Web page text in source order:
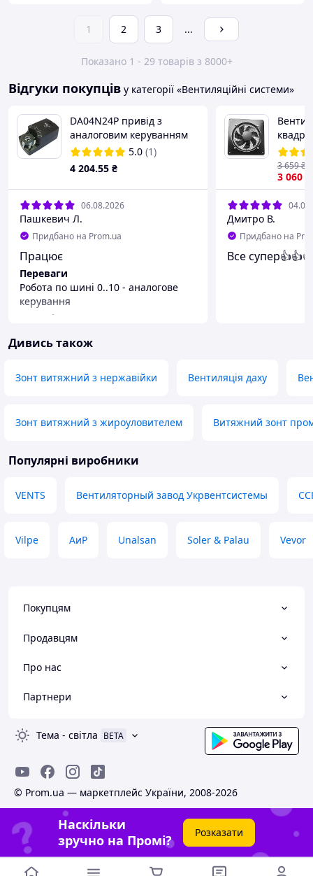
1 2 3 ...
Показано 1 - 29 товарів з 8000+
Відгуки покупців у категорії «Вентиляційні системи»
DA04N24P привід з
аналоговим керуванням
R.A. (Lufberg) 24В, 0-10В,
4Нм для повітряної
5.0 (1)
4 204.55 ₴
06.08.2026
Пашкевич Л.
Придбано на Prom.ua
Працює
Переваги
Робота по шині 0..10 - аналогове
керування
Недоліки
K 200
3 060
3 659₴
Дмитро В.
Придбано на
Все супер👍👍👍
Дивись також
Зонт витяжний з нержавійки Вентиляція даху
Зонт витяжний з жироуловителем Витяжний зонт
Популярні виробники
VENTS Вентиляторный завод Укрвентсистемы
Vilpe АиР Unalsan Soler & Palau Vevor
Покупцям
Продавцям
Про нас
Партнери
Тема - світла BETA
© Prom.ua — маркетплейс України, 2008-2026
Наскільки
зручно на Промі?
Розказати